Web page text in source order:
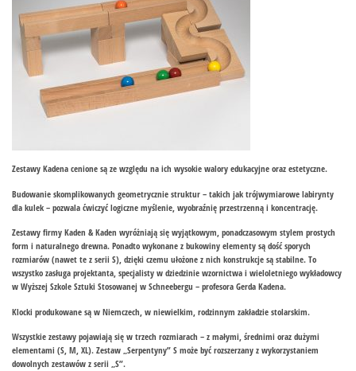
Zestawy Kadena cenione są ze względu na ich wysokie walory edukacyjne oraz estetyczne.
Budowanie skomplikowanych geometrycznie struktur – takich jak trójwymiarowe labirynty
dla kulek – pozwala ćwiczyć logiczne myślenie, wyobraźnię przestrzenną i koncentrację.
Zestawy firmy Kaden & Kaden wyróżniają się wyjątkowym, ponadczasowym stylem prostych
form i naturalnego drewna. Ponadto wykonane z bukowiny elementy są dość sporych
rozmiarów (nawet te z serii S), dzięki czemu ułożone z nich konstrukcje są stabilne. To
wszystko zasługa projektanta, specjalisty w dziedzinie wzornictwa i wieloletniego wykładowcy
w Wyższej Szkole Sztuki Stosowanej w Schneebergu – profesora Gerda Kadena.
Klocki produkowane są w Niemczech, w niewielkim, rodzinnym zakładzie stolarskim.
Wszystkie zestawy pojawiają się w trzech rozmiarach – z małymi, średnimi oraz dużymi
elementami (S, M, XL). Zestaw „Serpentyny” S może być rozszerzany z wykorzystaniem
dowolnych zestawów z serii „S”.